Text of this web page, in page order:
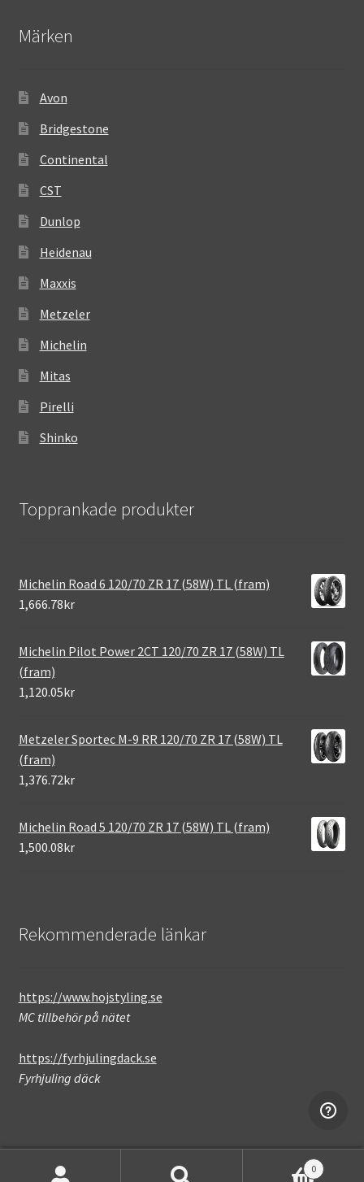
Märken
Avon
Bridgestone
Continental
CST
Dunlop
Heidenau
Maxxis
Metzeler
Michelin
Mitas
Pirelli
Shinko
Topprankade produkter
Michelin Road 6 120/70 ZR 17 (58W) TL (fram)
1,666.78kr
Michelin Pilot Power 2CT 120/70 ZR 17 (58W) TL
(fram)
1,120.05kr
Metzeler Sportec M-9 RR 120/70 ZR 17 (58W) TL
(fram)
1,376.72kr
Michelin Road 5 120/70 ZR 17 (58W) TL (fram)
1,500.08kr
Rekommenderade länkar
https://www.hojstyling.se
MC tillbehör på nätet
https://fyrhjulingdack.se
Fyrhjuling däck
0